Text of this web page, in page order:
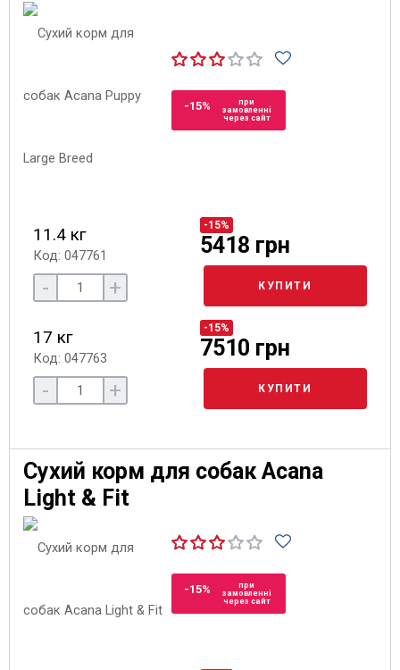
-15%
при
замовленні
через сайт
11.4 кг
Код: 047761
-15%
5418 грн
- + КУПИТИ
17 кг
Код: 047763
-15%
7510 грн
- + КУПИТИ
Сухий корм для собак Acana
Light & Fit
-15%
при
замовленні
через сайт